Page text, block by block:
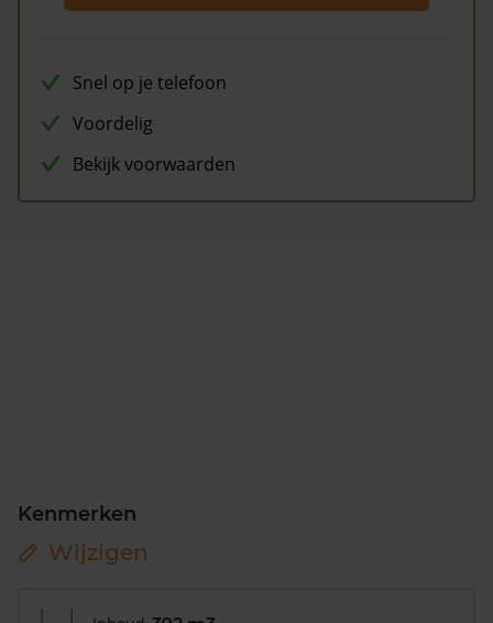
Snel op je telefoon
Voordelig
Bekijk voorwaarden
Kenmerken
Wijzigen